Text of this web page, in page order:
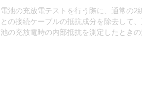
電池の充放電テストを行う際に、通常の
との接続ケーブルの抵抗成分を除去して
池の充放電時の内部抵抗を測定したとき